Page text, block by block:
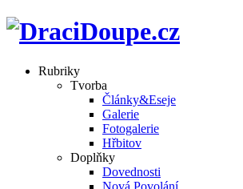
Rubriky
Tvorba
Články&Eseje
Galerie
Fotogalerie
Hřbitov
Doplňky
Dovednosti
Nová Povolání